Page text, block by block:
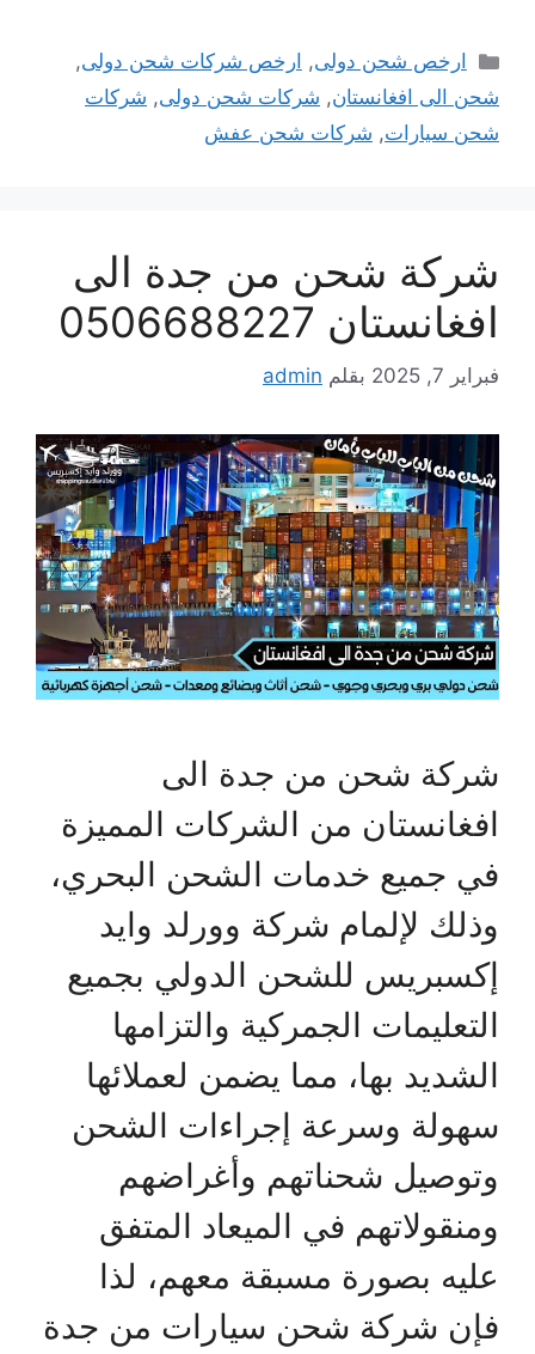
التصنيفات
ارخص شحن دولى, ارخص شركات شحن دولى,
شحن الى افغانستان, شركات شحن دولى, شركات
شحن سيارات, شركات شحن عفش
شركة شحن من جدة الى
افغانستان 0506688227
فبراير 7, 2025 بقلم admin
شركة شحن من جدة الى
افغانستان من الشركات المميزة
في جميع خدمات الشحن البحري،
وذلك لإلمام شركة وورلد وايد
إكسبريس للشحن الدولي بجميع
التعليمات الجمركية والتزامها
الشديد بها، مما يضمن لعملائها
سهولة وسرعة إجراءات الشحن
وتوصيل شحناتهم وأغراضهم
ومنقولاتهم في الميعاد المتفق
عليه بصورة مسبقة معهم، لذا
فإن شركة شحن سيارات من جدة